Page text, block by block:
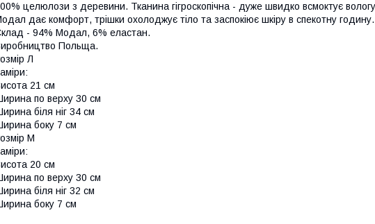
целюлози з деревини. Тканина гігроскопічна - дуже швидко всмоктує
дає комфорт, трішки охолоджує тіло та заспокіює шкіру в спекотну годину.
- 94% Модал, 6% еластан.
Польща.
Л
21 см
по верху 30 см
біля ніг 34 см
боку 7 см
М
20 см
по верху 30 см
біля ніг 32 см
боку 7 см